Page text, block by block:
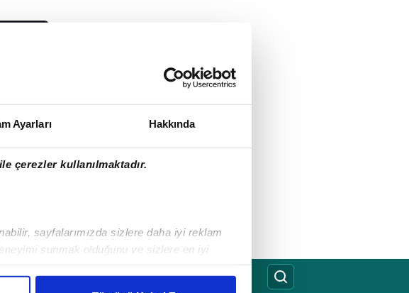
Ayarları Hakkında
çerezler kullanılmaktadır.
sayfalarımızda sizlere daha iyi reklam
sunmak olduğunu ve sizlere en iyi